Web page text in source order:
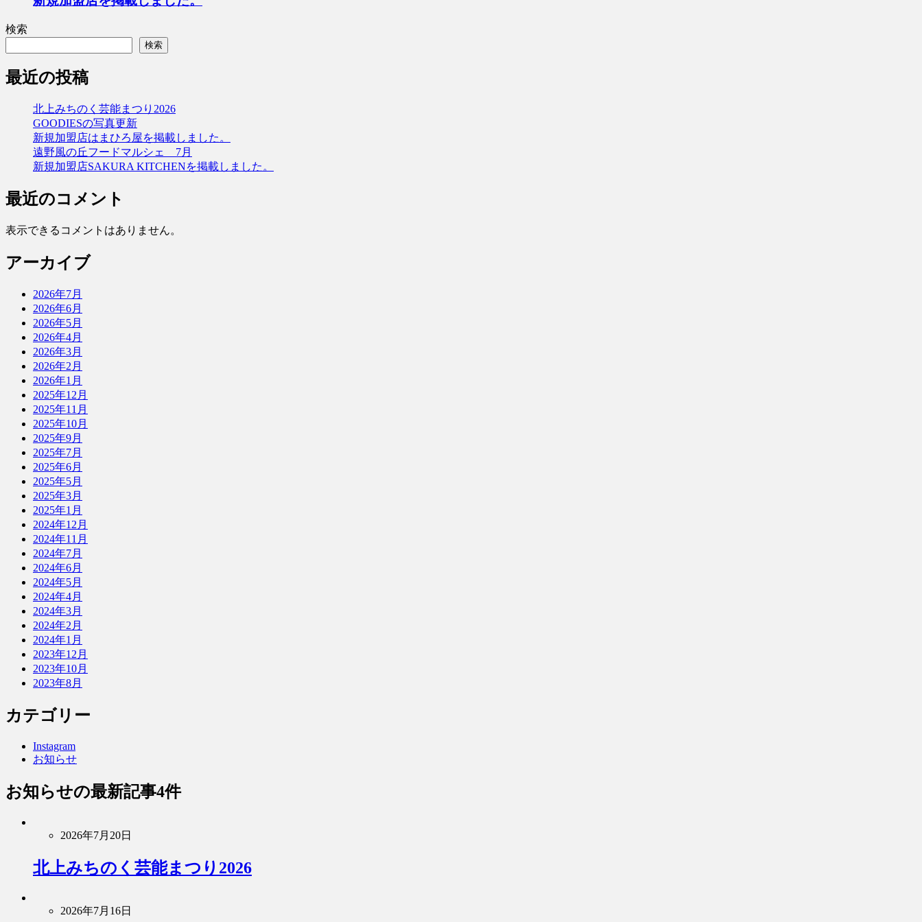
検索
検索
最近の投稿
北上みちのく芸能まつり2026
GOODIESの写真更新
新規加盟店はまひろ屋を掲載しました。
遠野風の丘フードマルシェ 7月
新規加盟店SAKURA KITCHENを掲載しました。
最近のコメント
表示できるコメントはありません。
アーカイブ
2026年7月
2026年6月
2026年5月
2026年4月
2026年3月
2026年2月
2026年1月
2025年12月
2025年11月
2025年10月
2025年9月
2025年7月
2025年6月
2025年5月
2025年3月
2025年1月
2024年12月
2024年11月
2024年7月
2024年6月
2024年5月
2024年4月
2024年3月
2024年2月
2024年1月
2023年12月
2023年10月
2023年8月
カテゴリー
Instagram
お知らせ
お知らせの最新記事4件
2026年7月20日
北上みちのく芸能まつり2026
2026年7月16日